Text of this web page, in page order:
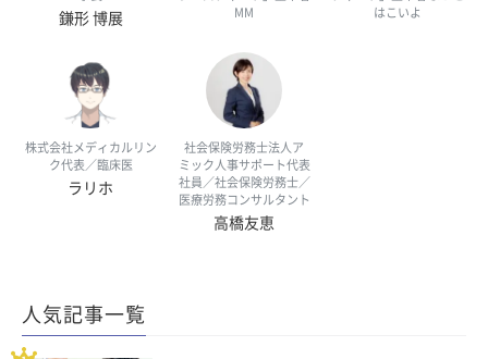
鎌形 博展
MM
はこいよ
株式会社メディカルリン
ク代表／臨床医
ラリホ
社会保険労務士法人ア
ミック人事サポート代表
社員／社会保険労務士／
医療労務コンサルタント
高橋友恵
人気記事一覧